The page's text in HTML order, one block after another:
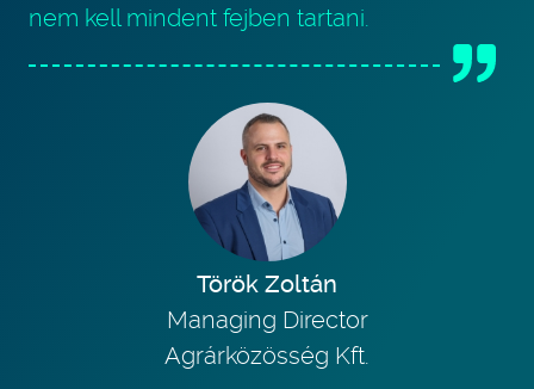
nem kell mindent fejben tartani.
Török Zoltán
Managing Director
Agrárközösség Kft.